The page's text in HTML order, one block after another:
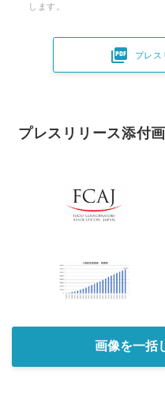
します。
 プレ
プレスリリース添付
画像を一括